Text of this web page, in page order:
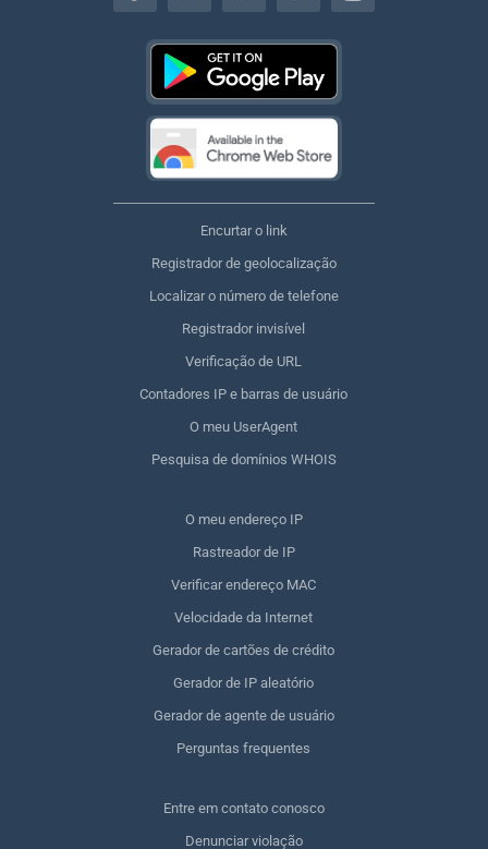
Encurtar o link
Registrador de geolocalização
Localizar o número de telefone
Registrador invisível
Verificação de URL
Contadores IP e barras de usuário
O meu UserAgent
Pesquisa de domínios WHOIS
O meu endereço IP
Rastreador de IP
Verificar endereço MAC
Velocidade da Internet
Gerador de cartões de crédito
Gerador de IP aleatório
Gerador de agente de usuário
Perguntas frequentes
Entre em contato conosco
Denunciar violação